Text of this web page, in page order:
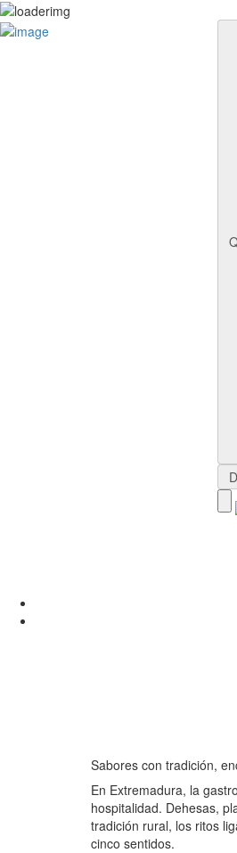
Rutas
Ruta del Aceite de
Ruta del Ibérico Dehesa
Ruta del Vino y Cava
Sabores con tradición,
En Extremadura, la
hospitalidad. Dehesas,
tradición rural, los ritos
cinco sentidos.